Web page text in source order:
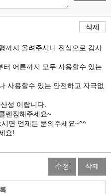
삭제
까지 올려주시니 진심으로 감사
터 어른까지 모두 사용할수 있는
사용할수 있는 안전하고 자극없
성 이랍니다.
렌징해주세요~
면 언제든 문의주세요~^^
요!
수정 삭제